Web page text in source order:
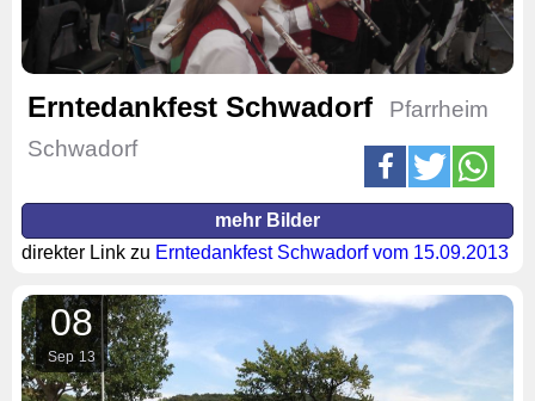
Erntedankfest Schwadorf
Pfarrheim
Schwadorf
mehr Bilder
direkter Link zu Erntedankfest Schwadorf vom 15.09.2013
08
Sep 13